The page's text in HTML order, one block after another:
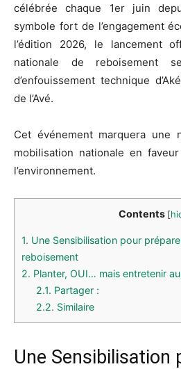
célébrée chaque 1er juin
symbole fort de l’engagement
l’édition 2026, le lancement
nationale de reboisement
d’enfouissement technique
de l’Avé.
Cet événement marquera une
mobilisation nationale en
l’environnement.
Contents [
1. Une Sensibilisation pour
reboisement
2. Planter, OUI… mais entretenir
2.1. Partager :
2.2. Similaire
Une Sensibilisation